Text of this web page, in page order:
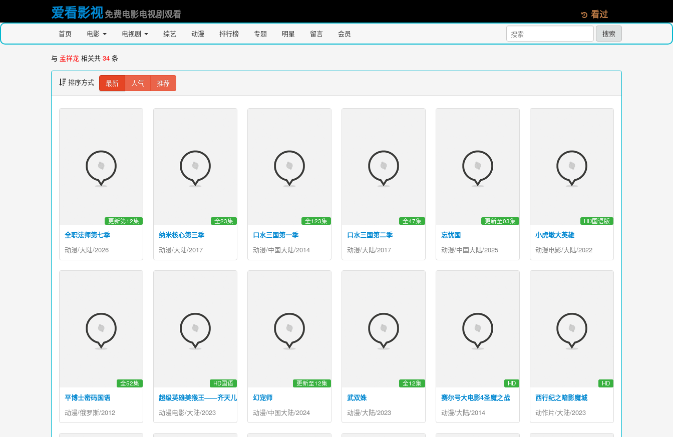
爱看影视免费电影电视剧观看 看过
首页 电影 电视剧 综艺 动漫 排行榜 专题 明星 留言 会员 搜索
与 孟祥龙 相关共 34 条
排序方式 最新 人气 推荐
全职法师第七季
更新第12集
动漫/大陆/2026
纳米核心第三季
全23集
动漫/大陆/2017
口水三国第一季
全123集
动漫/中国大陆/2014
口水三国第二季
全47集
动漫/大陆/2017
忘忧国
更新至03集
动漫/中国大陆/2025
小虎墩大英雄
HD国语版
动漫电影/大陆/2022
平博士密码国语
全52集
动漫/俄罗斯/2012
超级英雄美猴王——齐天儿
HD国语
动漫电影/大陆/2023
幻宠师
更新至12集
动漫/中国大陆/2024
武双姝
全12集
动漫/大陆/2023
赛尔号大电影4圣魔之战
HD
动漫/大陆/2014
西行纪之暗影魔城
HD
动作片/大陆/2023